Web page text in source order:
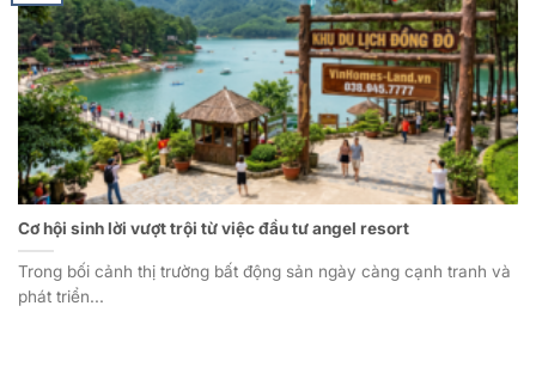
Cơ hội sinh lời vượt trội từ việc đầu tư angel resort
Trong bối cảnh thị trường bất động sản ngày càng cạnh tranh và
phát triển...